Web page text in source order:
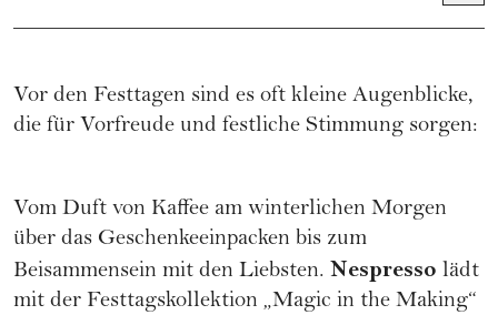
Vor den Festtagen sind es oft kleine Augenblicke,
die für Vorfreude und festliche Stimmung sorgen:
Vom Duft von Kaffee am winterlichen Morgen
über das Geschenkeeinpacken bis zum
Beisammensein mit den Liebsten. Nespresso lädt
mit der Festtagskollektion „Magic in the Making“